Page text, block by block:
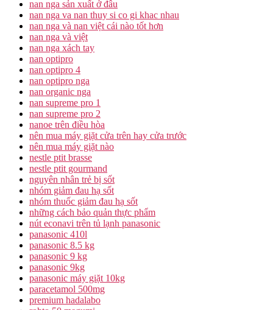
nan nga sản xuất ở đâu
nan nga va nan thuy si co gi khac nhau
nan nga và nan việt cái nào tốt hơn
nan nga và việt
nan nga xách tay
nan optipro
nan optipro 4
nan optipro nga
nan organic nga
nan supreme pro 1
nan supreme pro 2
nanoe trên điều hòa
nên mua máy giặt cửa trên hay cửa trước
nên mua máy giặt nào
nestle ptit brasse
nestle ptit gourmand
nguyên nhân trẻ bị sốt
nhóm giảm đau hạ sốt
nhóm thuốc giảm đau hạ sốt
những cách bảo quản thực phẩm
nút econavi trên tủ lạnh panasonic
panasonic 410l
panasonic 8.5 kg
panasonic 9 kg
panasonic 9kg
panasonic máy giặt 10kg
paracetamol 500mg
premium hadalabo